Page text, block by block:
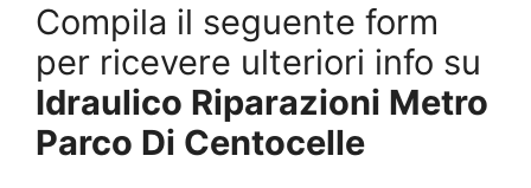
Compila il seguente form
per ricevere ulteriori info su
Idraulico Riparazioni Metro
Parco Di Centocelle